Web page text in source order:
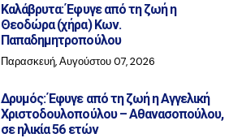
Καλάβρυτα: Έφυγε από τη ζωή η
Θεοδώρα (χήρα) Κων.
Παπαδημητροπούλου
Παρασκευή, Αυγούστου 07, 2026
Δρυμός: Έφυγε από τη ζωή η Αγγελική
Χριστοδουλοπούλου – Αθανασοπούλου,
σε ηλικία 56 ετών